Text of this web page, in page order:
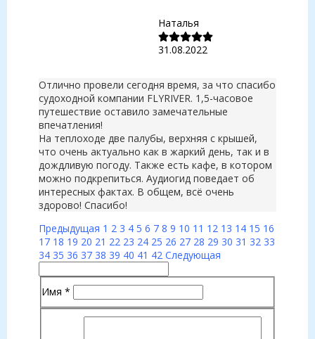
Наталья
31.08.2022
Отлично провели сегодня время, за что спасибо
судоходной компании FLYRIVER. 1,5-часовое
путешествие оставило замечательные
впечатления!
На теплоходе две палубы, верхняя с крышей,
что очень актуально как в жаркий день, так и в
дождливую погоду. Также есть кафе, в котором
можно подкрепиться. Аудиогид поведает об
интересных фактах. В общем, всё очень
здорово! Спасибо!
Предыдущая 1 2 3 4 5 6 7 8 9 10 11 12 13 14 15 16
17 18 19 20 21 22 23 24 25 26 27 28 29 30 31 32 33
34 35 36 37 38 39 40 41 42 Следующая
Имя *